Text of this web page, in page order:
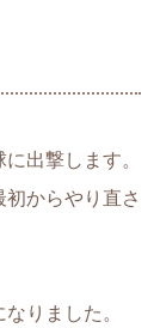
出撃します。
からやり直さ
りました。